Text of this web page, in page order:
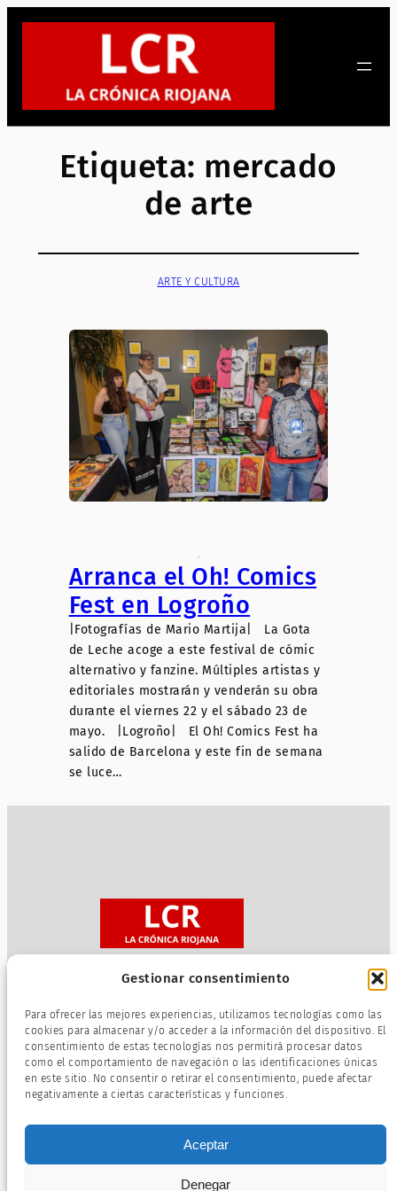
Gestionar consentimiento
Para ofrecer las mejores experiencias, utilizamos tecnologías como las
cookies para almacenar y/o acceder a la información del dispositivo. El
consentimiento de estas tecnologías nos permitirá procesar datos
como el comportamiento de navegación o las identificaciones únicas
en este sitio. No consentir o retirar el consentimiento, puede afectar
negativamente a ciertas características y funciones.
Aceptar
Denegar
Saltar
Etiqueta: mercado
de arte
ARTE Y CULTURA
.
Arranca el Oh! Comics
Fest en Logroño
|Fotografías de Mario Martija| La Gota
de Leche acoge a este festival de cómic
alternativo y fanzine. Múltiples artistas y
editoriales mostrarán y venderán su obra
durante el viernes 22 y el sábado 23 de
mayo. |Logroño| El Oh! Comics Fest ha
salido de Barcelona y este fin de semana
se luce…
Política de privacidad
Términos de servicio
Política de cookies